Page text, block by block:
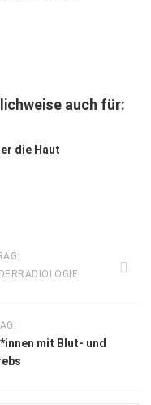
auch für:
die Haut
mit Blut- und